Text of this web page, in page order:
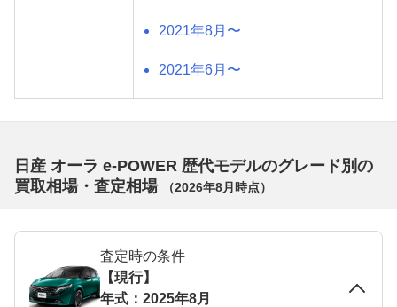
2021年8月〜
2021年6月〜
日産 オーラ e-POWER 歴代モデルのグレード別の
買取相場・査定相場
（2026年8月 時点）
査定時の条件
【現行】
年式：2025年8月